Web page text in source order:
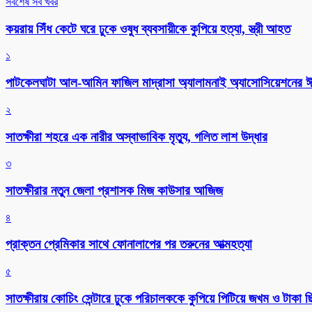
কয়রায় সিঁধ কেটে ঘরে ঢুকে ওষুধ ব্যবসায়ীকে কুপিয়ে হত্যা, স্ত্রী আহত
১
পাটকেলঘাটা আল-আমিন ফাজিল মাদ্রাসা অ্যালামনাই অ্যাসোসিয়েশনের
২
সাতক্ষীরা শহরে এক নারীর অস্বাভাবিক মৃত্যু, গলিত লাশ উদ্ধার
৩
সাতক্ষীরার নতুন জেলা প্রশাসক মিজ কাউসার আজিজ
৪
প্রাক্তন প্রেমিকার সাথে ফোনালাপের পর তরুনের আত্মহত্যা
৫
সাতক্ষীরায় কোচিং সেন্টারে ঢুকে পরিচালককে কুপিয়ে পিটিয়ে জখম ও টাকা